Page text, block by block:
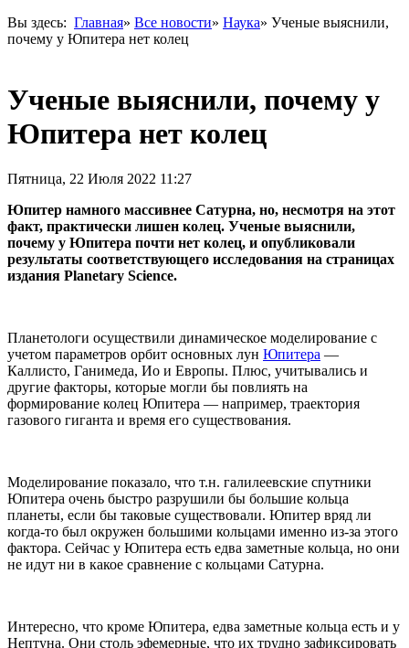
Вы здесь: Главная» Все новости» Наука» Ученые выяснили,
почему у Юпитера нет колец
Ученые выяснили, почему у
Юпитера нет колец
Пятница, 22 Июля 2022 11:27
Юпитер намного массивнее Сатурна, но, несмотря на этот
факт, практически лишен колец. Ученые выяснили,
почему у Юпитера почти нет колец, и опубликовали
результаты соответствующего исследования на страницах
издания Planetary Science.
Планетологи осуществили динамическое моделирование с
учетом параметров орбит основных лун Юпитера —
Каллисто, Ганимеда, Ио и Европы. Плюс, учитывались и
другие факторы, которые могли бы повлиять на
формирование колец Юпитера — например, траектория
газового гиганта и время его существования.
Моделирование показало, что т.н. галилеевские спутники
Юпитера очень быстро разрушили бы большие кольца
планеты, если бы таковые существовали. Юпитер вряд ли
когда-то был окружен большими кольцами именно из-за этого
фактора. Сейчас у Юпитера есть едва заметные кольца, но они
не идут ни в какое сравнение с кольцами Сатурна.
Интересно, что кроме Юпитера, едва заметные кольца есть и у
Нептуна. Они столь эфемерные, что их трудно зафиксировать